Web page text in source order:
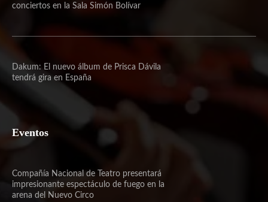
conciertos en la Sala Simón Bolívar
Dakum: El nuevo álbum de Prisca Dávila
tendrá gira en España
Eventos
Compañía Nacional de Teatro presentará
impresionante espectáculo de fuego en la
arena del Nuevo Circo